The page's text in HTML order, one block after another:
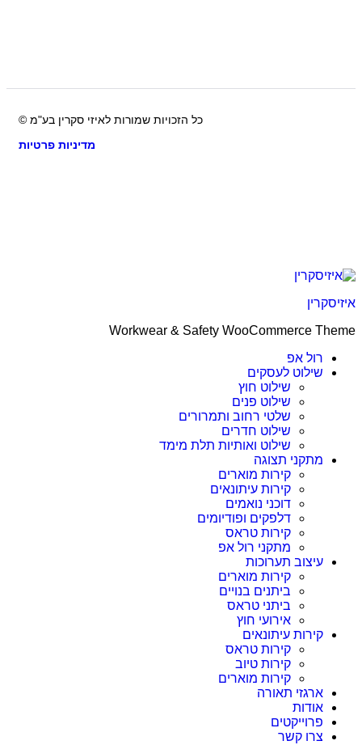
כל הזכויות שמורות לאיזי סקרין בע"מ ©
מדיניות פרטיות
Workwear & Safety WooCommerce
רול אפ
שילוט לעסקים
שילוט חוץ
שילוט פנים
שלטי רחוב ותמרורים
שילוט חדרים
שילוט ואותיות תלת מימד
מתקני תצוגה
קירות מוארים
קירות עיתונאים
דוכני נואמים
דלפקים ופודיומים
קירות טראס
מתקני רול אפ
עיצוב תערוכות
קירות מוארים
ביתנים בנויים
ביתני טראס
אירועי חוץ
קירות עיתונאים
קירות טראס
קירות טיוב
קירות מוארים
ארגזי תאורה
אודות
פרוייקטים
צרו קשר